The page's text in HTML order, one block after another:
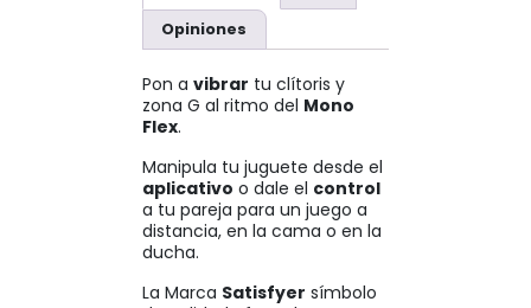
Opiniones
Pon a vibrar tu clítoris y
zona G al ritmo del Mono
Flex.
Manipula tu juguete desde el
aplicativo o dale el control
a tu pareja para un juego a
distancia, en la cama o en la
ducha.
La Marca Satisfyer símbolo